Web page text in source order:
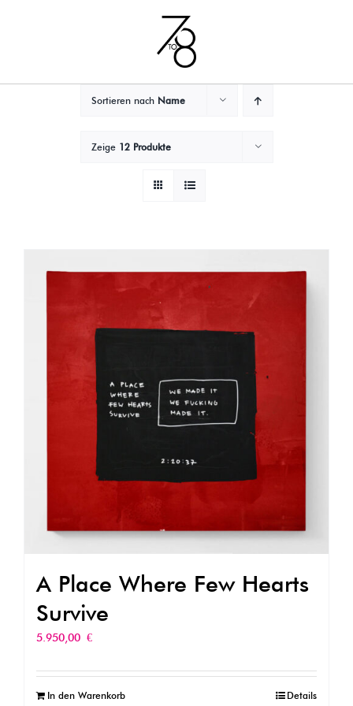
Sortieren nach Name
Zeige 12 Produkte
A Place Where Few Hearts
Survive
5.950,00 €
In den Warenkorb Details